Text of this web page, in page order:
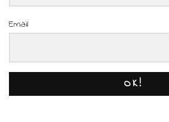
Email
OK!